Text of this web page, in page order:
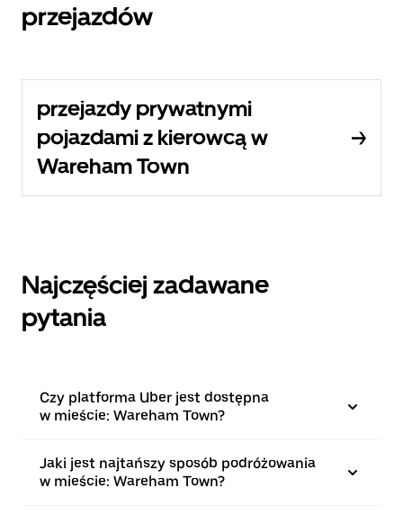
przejazdów
przejazdy prywatnymi
pojazdami z kierowcą w
Wareham Town
Najczęściej zadawane
pytania
Czy platforma Uber jest dostępna
w mieście: Wareham Town?
Jaki jest najtańszy sposób podróżowania
w mieście: Wareham Town?